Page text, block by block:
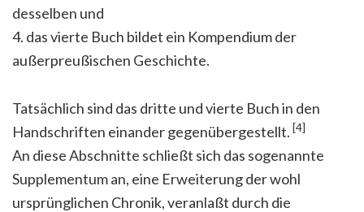
desselben und
4. das vierte Buch bildet ein Kompendium der
außerpreußischen Geschichte.
Tatsächlich sind das dritte und vierte Buch in den
Handschriften einander gegenübergestellt. [4]
An diese Abschnitte schließt sich das sogenannte
Supplementum an, eine Erweiterung der wohl
ursprünglichen Chronik, veranlaßt durch die